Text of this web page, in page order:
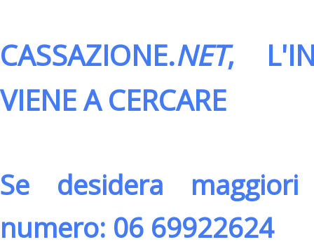
CASSAZIONE.NET,
VIENE A CERCARE
Se desidera
numero: 06 69922624